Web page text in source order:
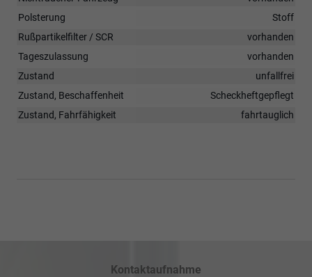
Polsterung
Stoff
Rußpartikelfilter / SCR
vorhanden
Tageszulassung
vorhanden
Zustand
unfallfrei
Zustand, Beschaffenheit
Scheckheftgepflegt
Zustand, Fahrfähigkeit
fahrtauglich
Kontaktaufnahme